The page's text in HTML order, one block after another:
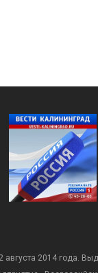
августа 2014 года.